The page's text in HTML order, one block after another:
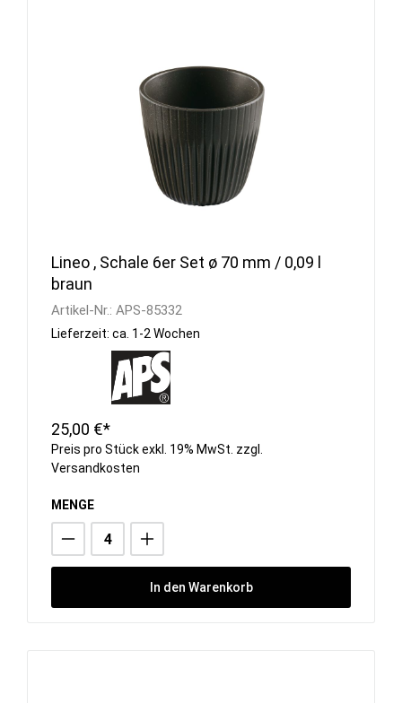
Lineo , Schale 6er Set ø 70 mm / 0,09 l
braun
Artikel-Nr.: APS-85332
Lieferzeit: ca. 1-2 Wochen
25,00 €*
Preis pro Stück exkl. 19% MwSt. zzgl.
Versandkosten
MENGE
In den Warenkorb